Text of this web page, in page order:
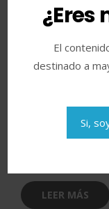
¿Eres
El
destinado a
Si,
AGEO
DEL
FORMATO
La Asociación
impulsa su VII
LEER MÁS